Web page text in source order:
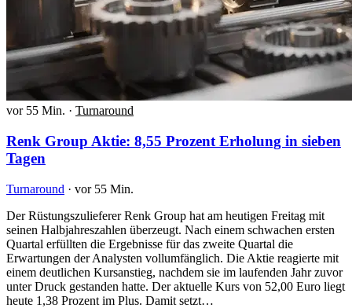
vor 55 Min. · Turnaround
Renk Group Aktie: 8,55 Prozent Erholung in sieben
Tagen
Turnaround · vor 55 Min.
Der Rüstungszulieferer Renk Group hat am heutigen Freitag mit
seinen Halbjahreszahlen überzeugt. Nach einem schwachen ersten
Quartal erfüllten die Ergebnisse für das zweite Quartal die
Erwartungen der Analysten vollumfänglich. Die Aktie reagierte mit
einem deutlichen Kursanstieg, nachdem sie im laufenden Jahr zuvor
unter Druck gestanden hatte. Der aktuelle Kurs von 52,00 Euro liegt
heute 1,38 Prozent im Plus. Damit setzt…